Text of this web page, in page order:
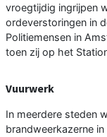
vroegtijdig ingrijpen
ordeverstoringen in
Politiemensen in
toen zij op het
Vuurwerk
In meerdere steden
brandweerkazerne